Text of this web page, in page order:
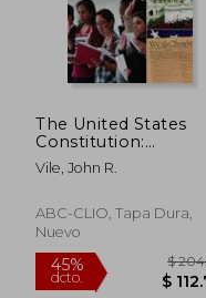
The United States
Constitution:
Questions and
Answers (en Inglés)
Vile, John R.
ABC-CLIO, Tapa Dura,
Nuevo